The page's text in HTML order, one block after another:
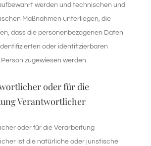
werden und technischen und
Maßnahmen unterliegen, die
dass die personenbezogenen Daten
oder identifizierbaren
zugewiesen werden.
oder für die
Verantwortlicher
oder für die Verarbeitung
ist die natürliche oder juristische